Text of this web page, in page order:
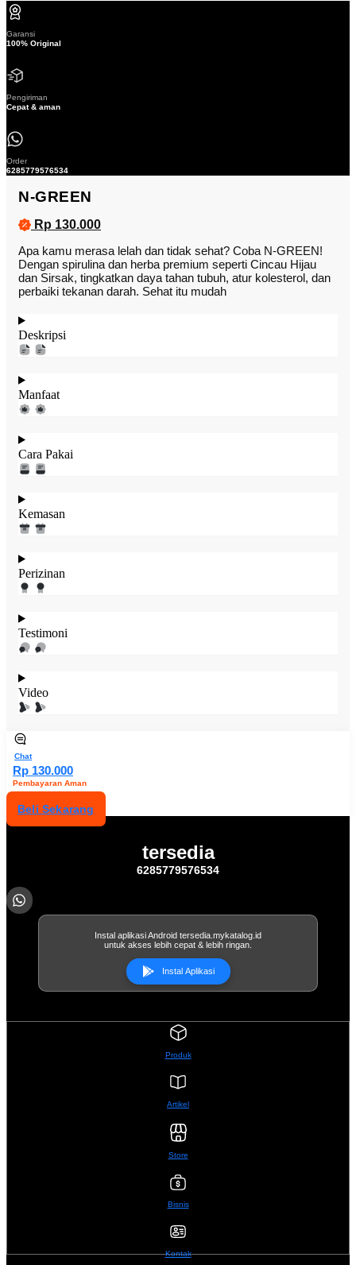
Garansi
100% Original
Pengiriman
Cepat & aman
Order
6285779576534
N-GREEN
Rp 130.000
Apa kamu merasa lelah dan tidak sehat? Coba N-GREEN!
Dengan spirulina dan herba premium seperti Cincau Hijau
dan Sirsak, tingkatkan daya tahan tubuh, atur kolesterol, dan
perbaiki tekanan darah. Sehat itu mudah
Deskripsi
Manfaat
Cara Pakai
Kemasan
Perizinan
Testimoni
Video
Chat
Rp 130.000
Pembayaran Aman
Beli Sekarang
tersedia
6285779576534
Instal aplikasi Android tersedia.mykatalog.id
untuk akses lebih cepat & lebih ringan.
Instal Aplikasi
Produk
Artikel
Store
Bisnis
Kontak